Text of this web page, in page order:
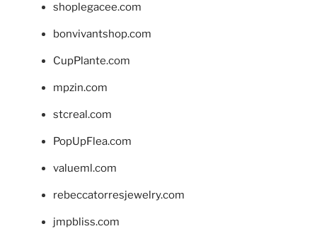
shoplegacee.com
bonvivantshop.com
CupPlante.com
mpzin.com
stcreal.com
PopUpFlea.com
valueml.com
rebeccatorresjewelry.com
jmpbliss.com